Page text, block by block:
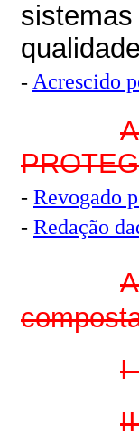
-Acrescido
- Revogado
- Redação
I